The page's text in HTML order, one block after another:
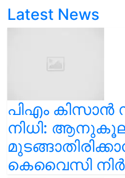
Latest News
പിഎം കിസാൻ
നിധി:
കെവൈസി